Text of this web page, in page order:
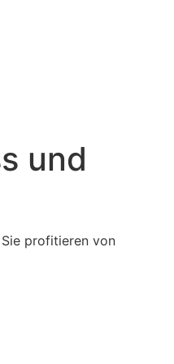
und
profitieren von